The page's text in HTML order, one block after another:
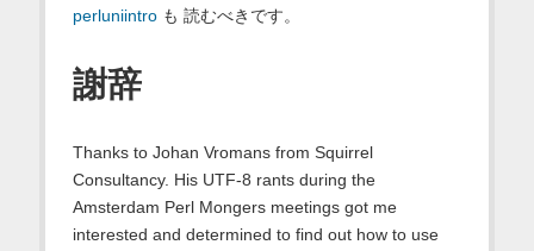
perluniintroも 読むべきです。
謝辞
Thanks to Johan Vromans from Squirrel
Consultancy. His UTF-8 rants during the
Amsterdam Perl Mongers meetings got me
interested and determined to find out how to use